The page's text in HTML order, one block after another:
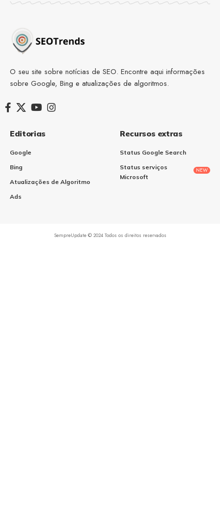
O seu site sobre notícias de SEO. Encontre aqui informações
sobre Google, Bing e atualizações de algoritmos.
Editorias
Google
Bing
Atualizações de Algoritmo
Ads
Recursos extras
Status Google Search
Status serviços
Microsoft
NEW
SempreUpdate © 2024 Todos os direitos reservados